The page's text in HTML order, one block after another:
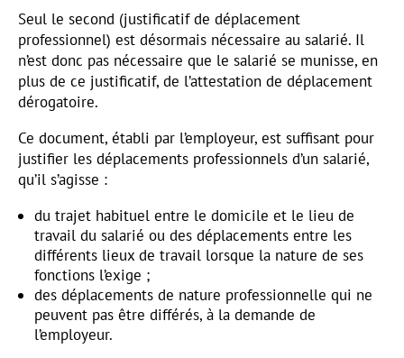
Seul le second (justificatif de déplacement
professionnel) est désormais nécessaire au salarié. Il
n’est donc pas nécessaire que le salarié se munisse, en
plus de ce justificatif, de l’attestation de déplacement
dérogatoire.
Ce document, établi par l’employeur, est suffisant pour
justifier les déplacements professionnels d’un salarié,
qu’il s’agisse :
du trajet habituel entre le domicile et le lieu de
travail du salarié ou des déplacements entre les
différents lieux de travail lorsque la nature de ses
fonctions l’exige ;
des déplacements de nature professionnelle qui ne
peuvent pas être différés, à la demande de
l’employeur.